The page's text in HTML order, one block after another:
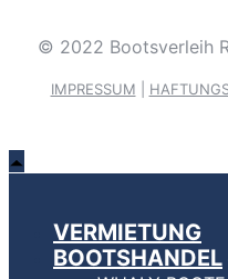
© 2022 Bootsverleih
IMPRESSUM
VERMIETUNG
BOOTSHANDEL